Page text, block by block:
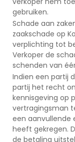
gebruiken.
Schade aan
zaakschade op
verplichting tot
Verkoper de
schenden van
Indien een partij
partij het recht
kennisgeving op
vertragingsman
een aanvullende
heeft gekregen.
de betaling